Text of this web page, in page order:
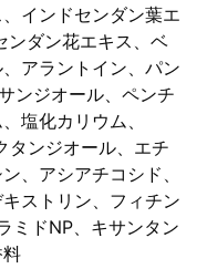
インドセンダン葉エ
ンダン花エキス、ベ
アラントイン、パン
ンジオール、ペンチ
塩化カリウム、
タンジオール、エチ
、アシアチコシド、
ストリン、フィチン
ミドNP、キサンタン